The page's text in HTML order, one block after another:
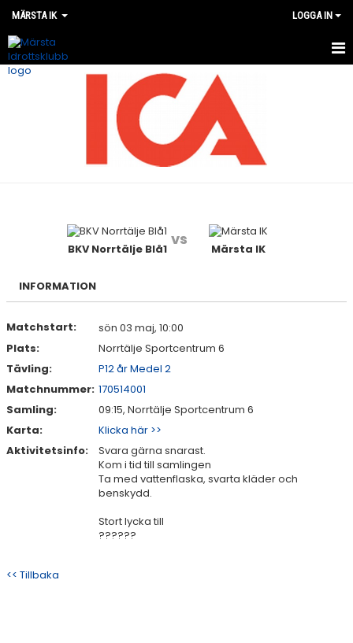
MÄRSTA IK LOGGA IN
VÅRA LAG
BKV Norrtälje Blå1
vs
Märsta IK
INFORMATION
Matchstart:
sön 03 maj, 10:00
Plats:
Norrtälje Sportcentrum 6
Tävling:
P12 år Medel 2
Matchnummer: 170514001
Samling:
09:15, Norrtälje Sportcentrum 6
Karta:
Klicka här >>
Aktivitetsinfo:
Svara gärna snarast.
Kom i tid till samlingen
Ta med vattenflaska, svarta kläder och
benskydd.
Stort lycka till
??????
<< Tillbaka